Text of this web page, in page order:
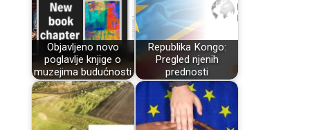
Objavljeno novo
poglavlje knjige o
muzejima budućnosti
Republika Kongo:
Pregled njenih
prednosti